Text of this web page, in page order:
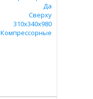
Да
Сверху
310х340х980
Компрессорные